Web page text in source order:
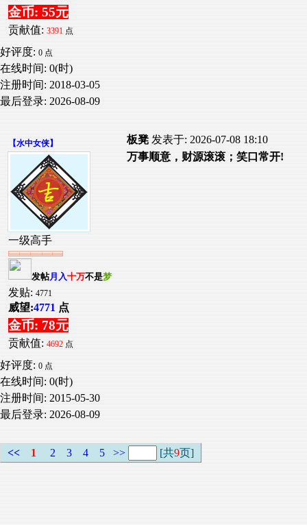
金币: 55元
贡献值: 3391 点
好评度: 0 点
在线时间: 0(时)
注册时间: 2018-03-05
最后登录: 2026-08-09
【水中女侠】
一级高手
发帖月入十万不是梦
发贴: 4771
威望:4771 点
金币: 78元
贡献值: 4692 点
好评度: 0 点
在线时间: 0(时)
注册时间: 2015-05-30
最后登录: 2026-08-09
板凳 发表于: 2026-07-08 18:10
万事顺意，财源滚滚；笑口常开!
<< 1 2 3 4 5 >> [共9页]